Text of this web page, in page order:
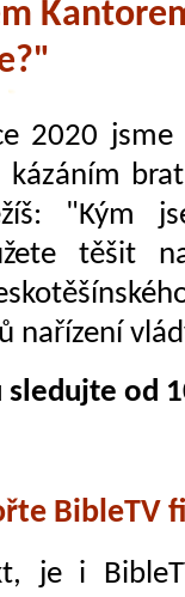
2020 jsme
"Kým
těšit
nařízení
od
BibleTV
je i